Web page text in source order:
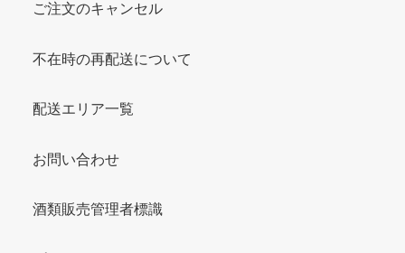
ご注文のキャンセル
不在時の再配送について
配送エリア一覧
お問い合わせ
酒類販売管理者標識